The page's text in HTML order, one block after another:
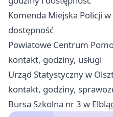
Komenda Miejska Policji
dostępność
Powiatowe Centrum
kontakt, godziny, usługi
Urząd Statystyczny w
kontakt, godziny,
Bursa Szkolna nr 3 w